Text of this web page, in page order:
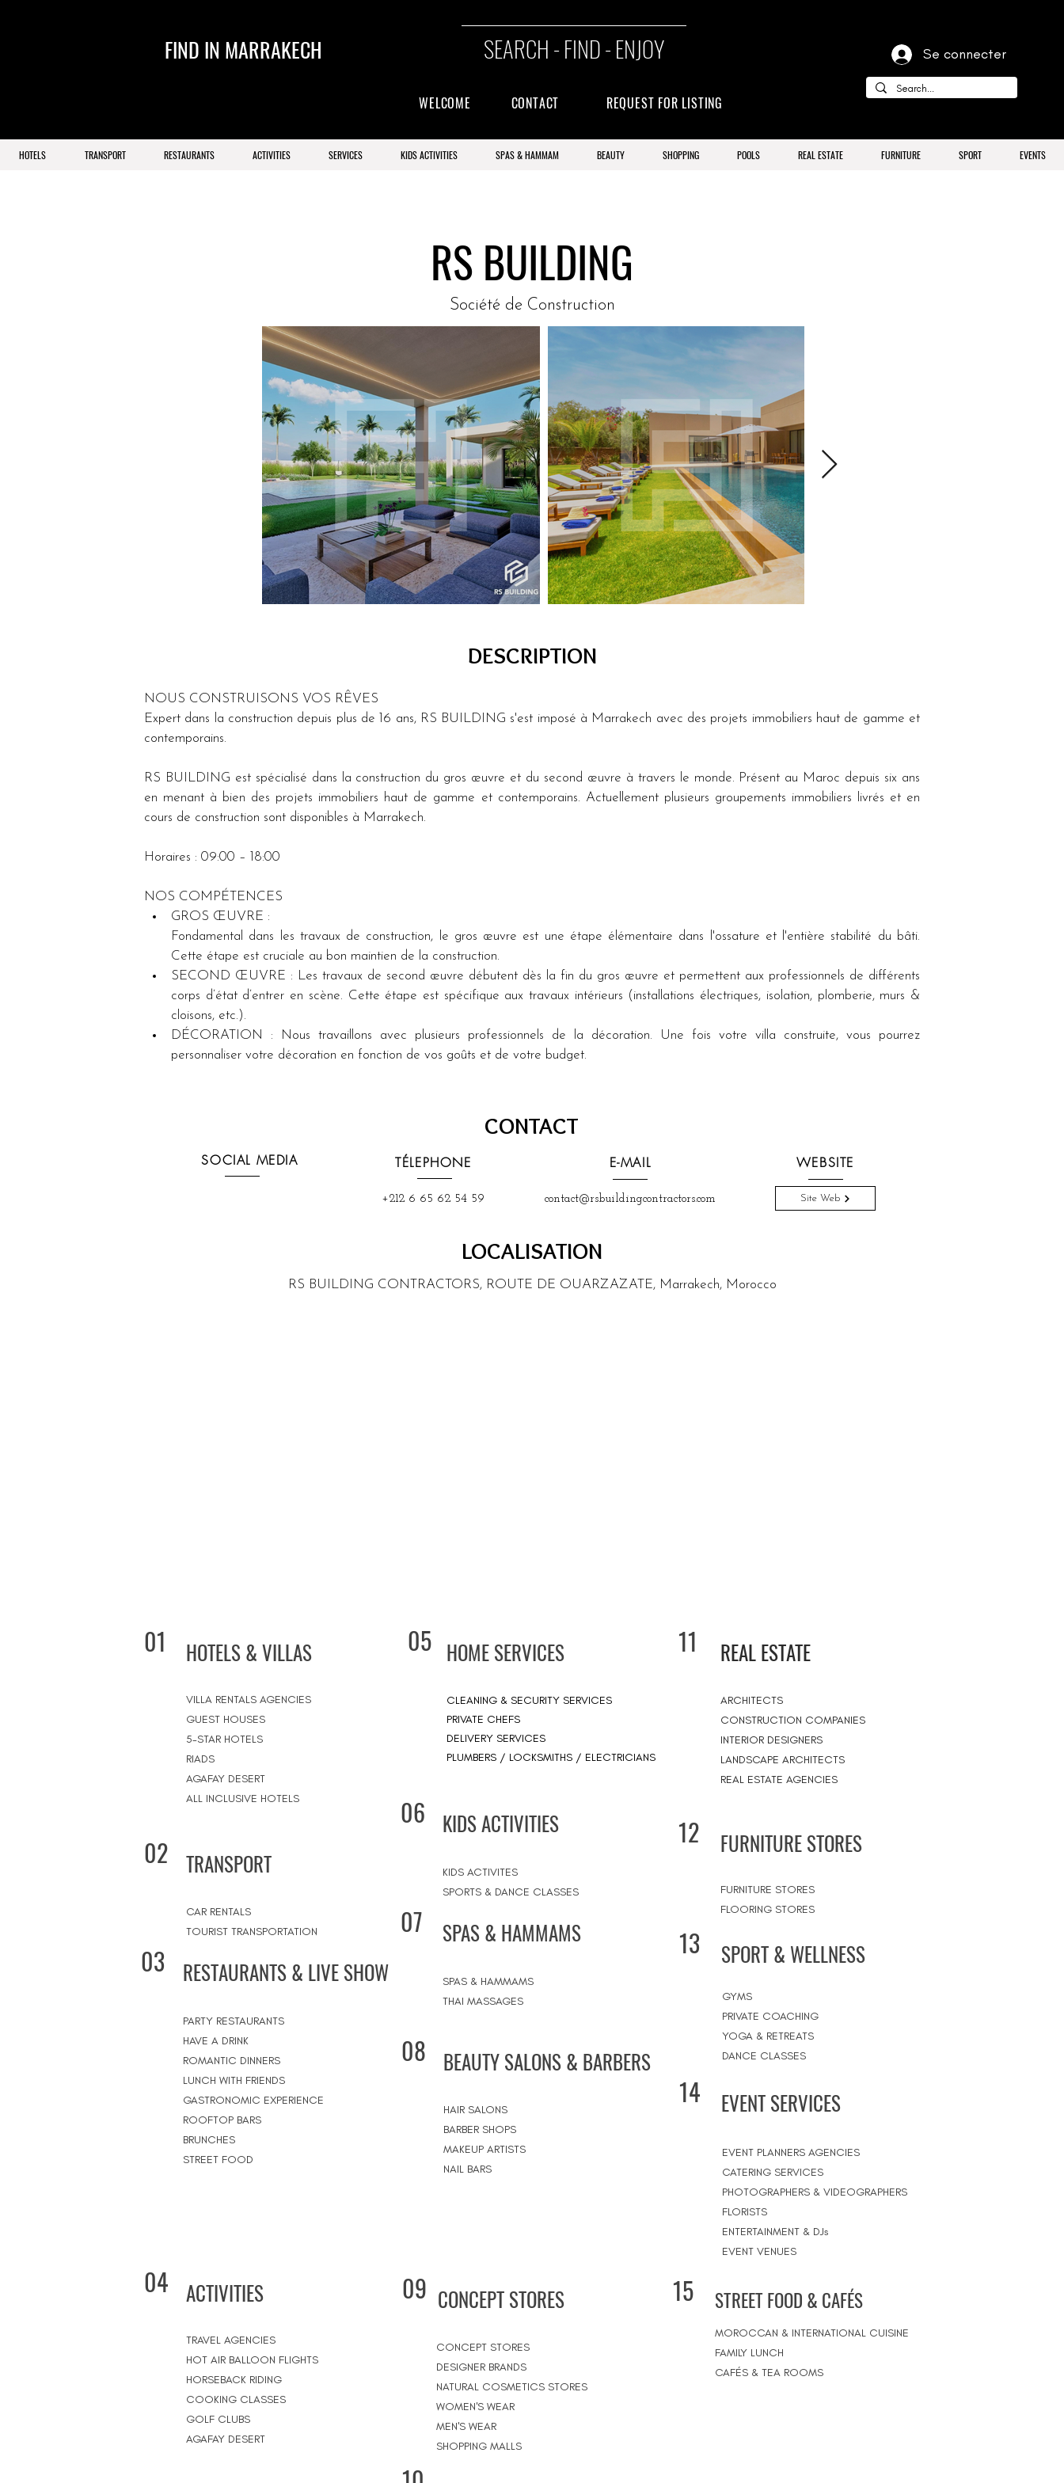
FIND IN MARRAKECH SEARCH - FIND - ENJOY
WELCOME CONTACT REQUEST FOR LISTING
Se connecter
HOTELS TRANSPORT RESTAURANTS ACTIVITIES SERVICES KIDS ACTIVITIES SPAS & HAMMAM BEAUTY SHOPPING POOLS REAL ESTATE FURNITURE SPORT EVENTS
RS BUILDING
Société de Construction
DESCRIPTION
NOUS CONSTRUISONS VOS RÊVES
Expert dans la construction depuis plus de 16 ans, RS BUILDING s'est imposé à Marrakech avec des projets immobiliers haut de gamme et
contemporains.
RS BUILDING est spécialisé dans la construction du gros œuvre et du second œuvre à travers le monde. Présent au Maroc depuis six ans
en menant à bien des projets immobiliers haut de gamme et contemporains. Actuellement plusieurs groupements immobiliers livrés et en
cours de construction sont disponibles à Marrakech.
Horaires : 09:00 – 18:00
NOS COMPÉTENCES
GROS ŒUVRE :
Fondamental dans les travaux de construction, le gros œuvre est une étape élémentaire dans l'ossature et l'entière stabilité du bâti.
Cette étape est cruciale au bon maintien de la construction.
SECOND ŒUVRE : Les travaux de second œuvre débutent dès la fin du gros œuvre et permettent aux professionnels de différents
corps d’état d’entrer en scène. Cette étape est spécifique aux travaux intérieurs (installations électriques, isolation, plomberie, murs &
cloisons, etc.).
DÉCORATION : Nous travaillons avec plusieurs professionnels de la décoration. Une fois votre villa construite, vous pourrez
personnaliser votre décoration en fonction de vos goûts et de votre budget.
CONTACT
SOCIAL MEDIA TÉLEPHONE
+212 6 65 62 54 59
E-MAIL
contact@rsbuildingcontractors.com
WEBSITE
Site Web
LOCALISATION
RS BUILDING CONTRACTORS, ROUTE DE OUARZAZATE, Marrakech, Morocco
01 HOTELS & VILLAS
VILLA RENTALS AGENCIES
GUEST HOUSES
5-STAR HOTELS
RIADS
AGAFAY DESERT
ALL INCLUSIVE HOTELS
02 TRANSPORT
CAR RENTALS
TOURIST TRANSPORTATION
03 RESTAURANTS & LIVE SHOW
PARTY RESTAURANTS
HAVE A DRINK
ROMANTIC DINNERS
LUNCH WITH FRIENDS
GASTRONOMIC EXPERIENCE
ROOFTOP BARS
BRUNCHES
STREET FOOD
04 ACTIVITIES
TRAVEL AGENCIES
HOT AIR BALLOON FLIGHTS
HORSEBACK RIDING
COOKING CLASSES
GOLF CLUBS
AGAFAY DESERT
05 HOME SERVICES
CLEANING & SECURITY SERVICES
PRIVATE CHEFS
DELIVERY SERVICES
PLUMBERS / LOCKSMITHS / ELECTRICIANS
11 REAL ESTATE
ARCHITECTS
CONSTRUCTION COMPANIES
INTERIOR DESIGNERS
LANDSCAPE ARCHITECTS
REAL ESTATE AGENCIES
06 KIDS ACTIVITIES
KIDS ACTIVITES
SPORTS & DANCE CLASSES
12 FURNITURE STORES
FURNITURE STORES
FLOORING STORES
07 SPAS & HAMMAMS
SPAS & HAMMAMS
THAI MASSAGES
08 BEAUTY SALONS & BARBERS
HAIR SALONS
BARBER SHOPS
MAKEUP ARTISTS
NAIL BARS
13 SPORT & WELLNESS
GYMS
PRIVATE COACHING
YOGA & RETREATS
DANCE CLASSES
14 EVENT SERVICES
EVENT PLANNERS AGENCIES
CATERING SERVICES
PHOTOGRAPHERS & VIDEOGRAPHERS
FLORISTS
ENTERTAINMENT & DJs
EVENT VENUES
09 CONCEPT STORES
CONCEPT STORES
DESIGNER BRANDS
NATURAL COSMETICS STORES
WOMEN'S WEAR
MEN'S WEAR
SHOPPING MALLS
15 STREET FOOD & CAFÉS
MOROCCAN & INTERNATIONAL CUISINE
FAMILY LUNCH
CAFÉS & TEA ROOMS